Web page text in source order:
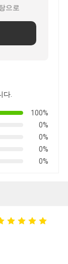
으로
다.
100%
0%
0%
0%
0%